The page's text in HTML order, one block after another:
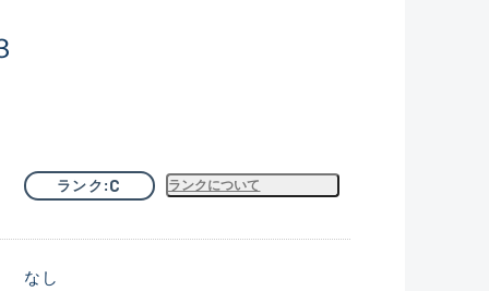
ランク C ランクについて
なし